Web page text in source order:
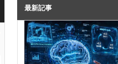
最新記事